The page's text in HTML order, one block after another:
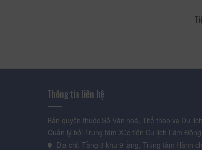
Thông tin liên hệ
Bản quyền thuộc Sở Văn hoá, Thể thao và Du
Quản lý bởi Trung tâm Xúc tiến Du lịch Lâm Đồng
Địa chỉ: Tầng 3 khu 9 tầng, Trung tâm Hành